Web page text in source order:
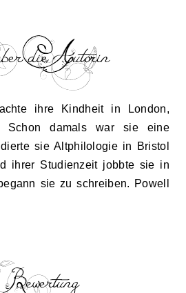
ihre Kindheit in London,
Schon damals war sie eine
sie Altphilologie in Bristol
ihrer Studienzeit jobbte sie in
sie zu schreiben. Powell